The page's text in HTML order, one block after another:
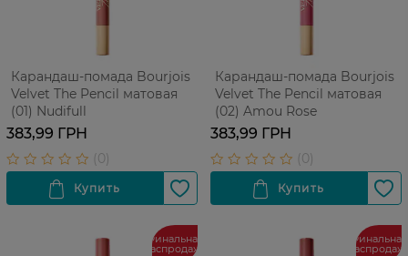
Карандаш-помада Bourjois
Velvet The Pencil матовая
(01) Nudifull
383,99 ГРН
Карандаш-помада Bourjois
Velvet The Pencil матовая
(02) Amou Rose
383,99 ГРН
Финальная
распродажа
Финальная